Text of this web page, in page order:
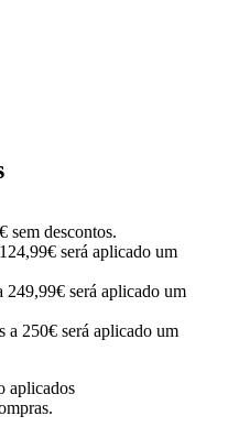
sem descontos.
será aplicado um
249,99€ será aplicado um
a 250€ será aplicado um
aplicados